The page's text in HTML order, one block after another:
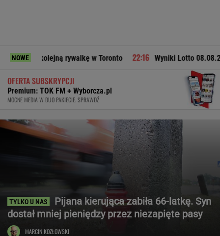
NOWE
rywalkę w Toronto Wyniki Lotto 08.08.2026 -
OFERTA SUBSKRYPCJI
Premium: TOK FM + Wyborcza.pl
MOCNE MEDIA W DUO PAKIECIE. SPRAWDŹ
Pijana kierująca zabiła 66-latkę. Syn
dostał mniej pieniędzy przez niezapięte pasy
MARCIN KOZŁOWSKI